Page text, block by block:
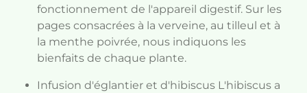
fonctionnement de l'appareil digestif. Sur les
pages consacrées à la verveine, au tilleul et à
la menthe poivrée, nous indiquons les
bienfaits de chaque plante.
Infusion d'églantier et d'hibiscus L'hibiscus a